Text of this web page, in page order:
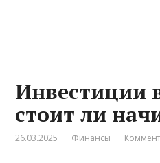
Инвестиции
стоит ли
26.03.2025 Финансы